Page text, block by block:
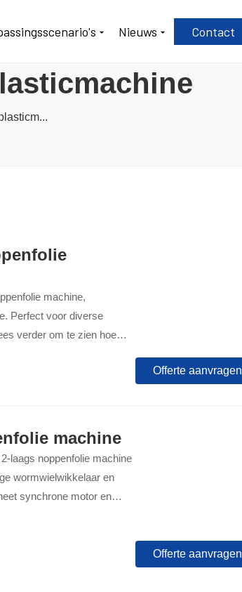
Nieuws Contact
machine,
Perfect voor diverse
verder om te zien hoe
Offerte aanvragen
machine
laags noppenfolie machine
wormwielwikkelaar en
synchrone motor en
Offerte aanvragen